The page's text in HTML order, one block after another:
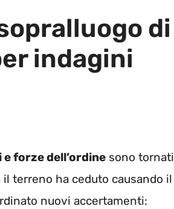
di
indagini
forze dell’ordine sono tornati
terreno ha ceduto causando il
nuovi accertamenti: